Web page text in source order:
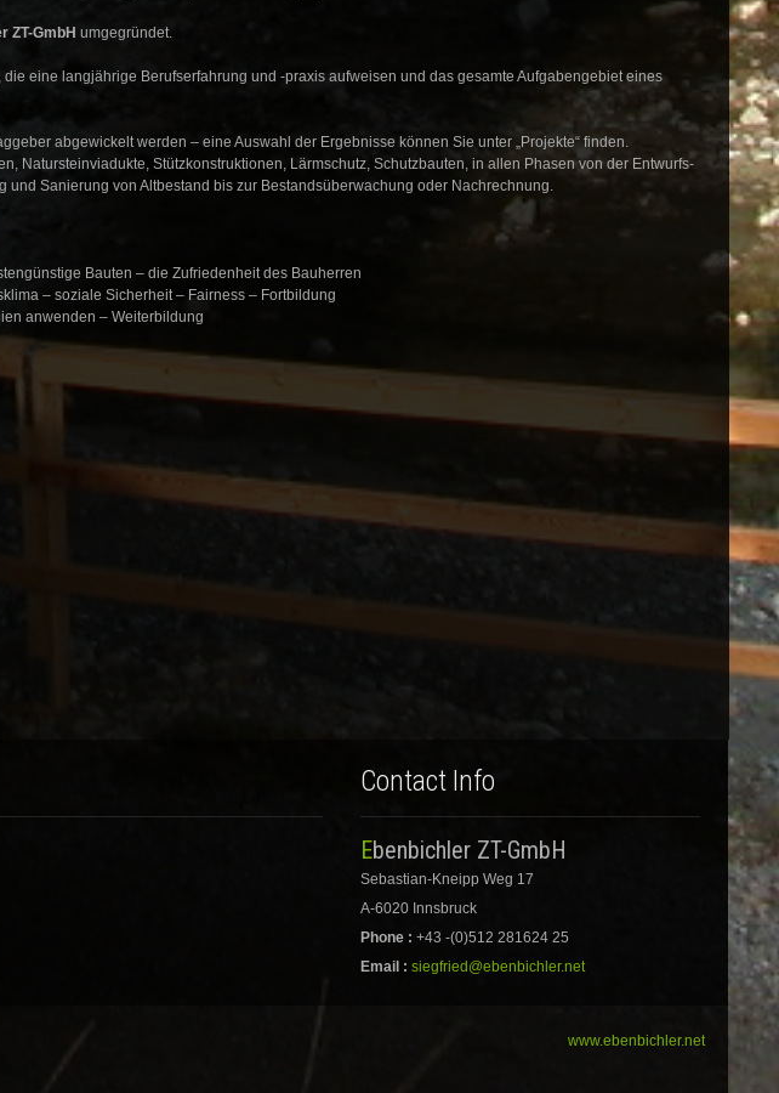
ZT-GmbH umgegründet.
eine langjährige Berufserfahrung und -praxis aufweisen und das gesamte Aufgabengebiet eines
abgewickelt werden – eine Auswahl der Ergebnisse können Sie unter „Projekte“ finden.
Natursteinviadukte, Stützkonstruktionen, Lärmschutz, Schutzbauten, in allen Phasen von der Entwurfs-
und Sanierung von Altbestand bis zur Bestandsüberwachung oder Nachrechnung.
Bauten – die Zufriedenheit des Bauherren
– soziale Sicherheit – Fairness – Fortbildung
anwenden – Weiterbildung
Contact Info
Ebenbichler ZT-GmbH
Sebastian-Kneipp Weg 17
A-6020 Innsbruck
Phone : +43 -(0)512 281624 25
Email : siegfried@ebenbichler.net
www.ebenbichler.net